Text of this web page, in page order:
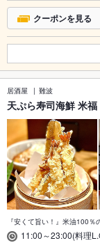
クーポンを見る
居酒屋 難波
天ぷら寿司海鮮 米
『安くて旨い！』米油100％
11:00～23:00(料理